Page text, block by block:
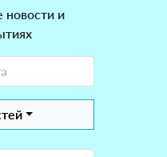
новости и